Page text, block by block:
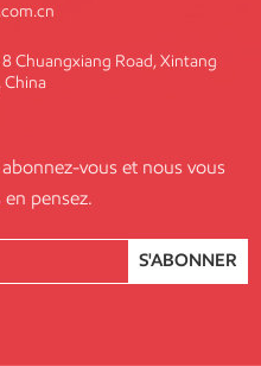
Chuangxiang Road, Xintang
vous et nous vous
pensez.
S'ABONNER